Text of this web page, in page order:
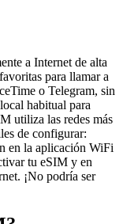
a Internet de alta
para llamar a
o Telegram, sin
habitual para
utiliza las redes más
de configurar:
en la aplicación WiFi
tu eSIM y en
¡No podría ser